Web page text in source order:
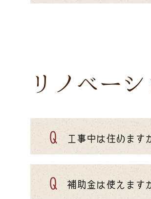
リノベー
Q 工事中は住めます
Q 補助金は使えます